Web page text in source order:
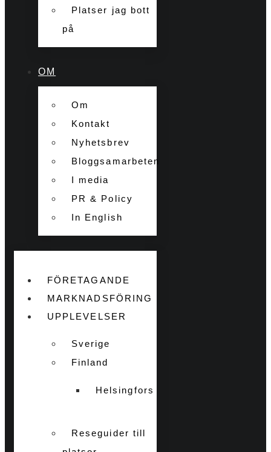
Platser jag bott
på
OM
Om
Kontakt
Nyhetsbrev
Bloggsamarbeten
I media
PR & Policy
In English
FÖRETAGANDE
MARKNADSFÖRING
UPPLEVELSER
Sverige
Finland
Helsingfors
Reseguider till